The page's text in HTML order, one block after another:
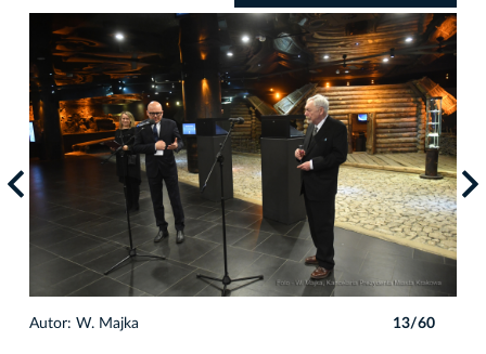
Autor: W. Majka 13/60